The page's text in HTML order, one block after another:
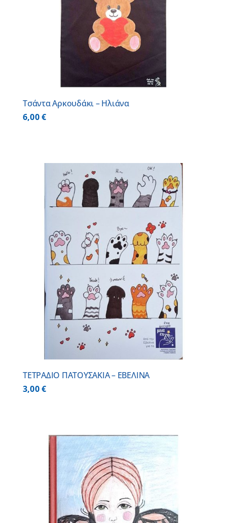
Τσάντα Αρκουδάκι – Ηλιάνα
6,00€
ΤΕΤΡΑΔΙΟ ΠΑΤΟΥΣΑΚΙΑ – ΕΒΕΛΙΝΑ
3,00€